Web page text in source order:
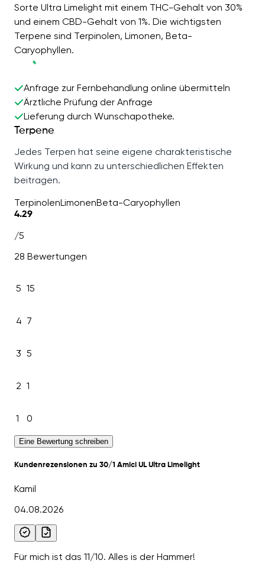
Sorte Ultra Limelight mit einem THC-Gehalt von 30%
und einem CBD-Gehalt von 1%. Die wichtigsten
Terpene sind Terpinolen, Limonen, Beta-
Caryophyllen.
Anfrage zur Fernbehandlung online übermitteln
Ärztliche Prüfung der Anfrage
Lieferung durch Wunschapotheke.
Terpene
Jedes Terpen hat seine eigene charakteristische
Wirkung und kann zu unterschiedlichen Effekten
beitragen.
TerpinolenLimonenBeta-Caryophyllen
4.29
/5
28 Bewertungen
5 15
4 7
3 5
2 1
1 0
Eine Bewertung schreiben
Kundenrezensionen zu 30/1 Amici UL Ultra Limelight
Kamil
04.08.2026
Für mich ist das 11/10. Alles is der Hammer!